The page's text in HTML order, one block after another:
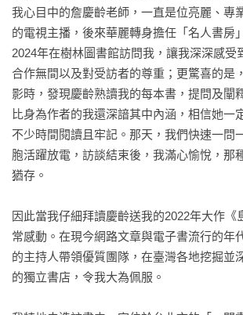
我心目中的詹慶齡老師，一直是位亮麗、專
的電視主播，後來華麗轉身擔任「名人書房
2024年在樹林圖書館訪問我，讓我深深感受
合作無間以及對受訪者的尊重；更驚喜的是
影時，發現慶齡熟讀我的每本書，提問及闡
比身為作者的我還深諳其中內涵，相信她一
不少時間閱讀且牢記。那天，我們快速一問
胞活躍放電，訪談結束後，我滿心愉悅，那
猶存。
因此當我仔細拜讀慶齡送我的2022年大作《
常感動。在現今網路文章與電子書流行的年
的主持人帶領優質團隊，在臺灣各地挖掘並
的獨立書店，令我大為佩服。